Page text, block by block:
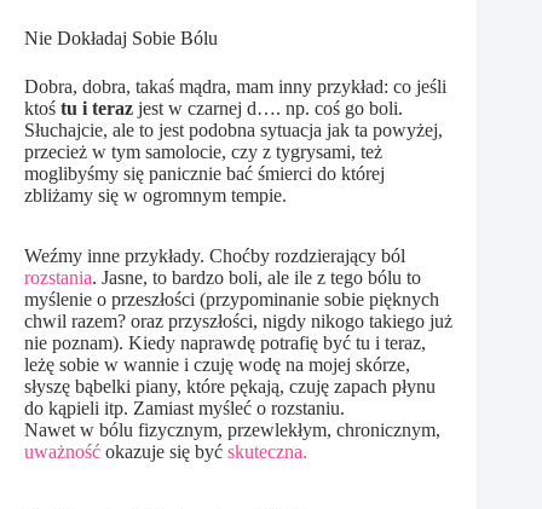
Nie Dokładaj Sobie Bólu
Dobra, dobra, takaś mądra, mam inny przykład: co jeśli
ktoś tu i teraz jest w czarnej d…. np. coś go boli.
Słuchajcie, ale to jest podobna sytuacja jak ta powyżej,
przecież w tym samolocie, czy z tygrysami, też
moglibyśmy się panicznie bać śmierci do której
zbliżamy się w ogromnym tempie.
Weźmy inne przykłady. Choćby rozdzierający ból
rozstania. Jasne, to bardzo boli, ale ile z tego bólu to
myślenie o przeszłości (przypominanie sobie pięknych
chwil razem? oraz przyszłości, nigdy nikogo takiego już
nie poznam). Kiedy naprawdę potrafię być tu i teraz,
leżę sobie w wannie i czuję wodę na mojej skórze,
słyszę bąbelki piany, które pękają, czuję zapach płynu
do kąpieli itp. Zamiast myśleć o rozstaniu.
Nawet w bólu fizycznym, przewlekłym, chronicznym,
uważność okazuje się być skuteczna.